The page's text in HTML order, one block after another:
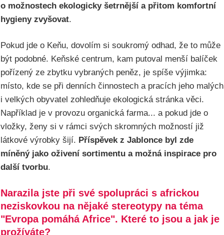
o možnostech ekologicky šetrnější a přitom komfortní
hygieny zvyšovat.
Pokud jde o Keňu, dovolím si soukromý odhad, že to může
být podobné. Keňské centrum, kam putoval menší balíček
pořízený ze zbytku vybraných peněz, je spíše výjimka:
místo, kde se při denních činnostech a pracích jeho malých
i velkých obyvatel zohledňuje ekologická stránka věci.
Například je v provozu organická farma... a pokud jde o
vložky, ženy si v rámci svých skromných možností již
látkové výrobky šijí. Příspěvek z Jablonce byl zde
míněný jako oživení sortimentu a možná inspirace pro
další tvorbu.
Narazila jste při své spolupráci s africkou
neziskovkou na nějaké stereotypy na téma
"Evropa pomáhá Africe". Které to jsou a jak je
prožíváte?